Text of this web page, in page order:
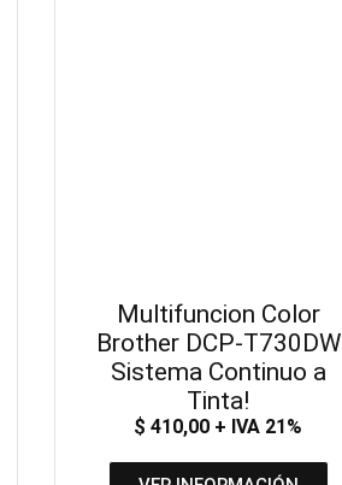
Multifuncion Color
Brother DCP-T730DW
Sistema Continuo a
Tinta!
$ 410,00 + IVA 21%